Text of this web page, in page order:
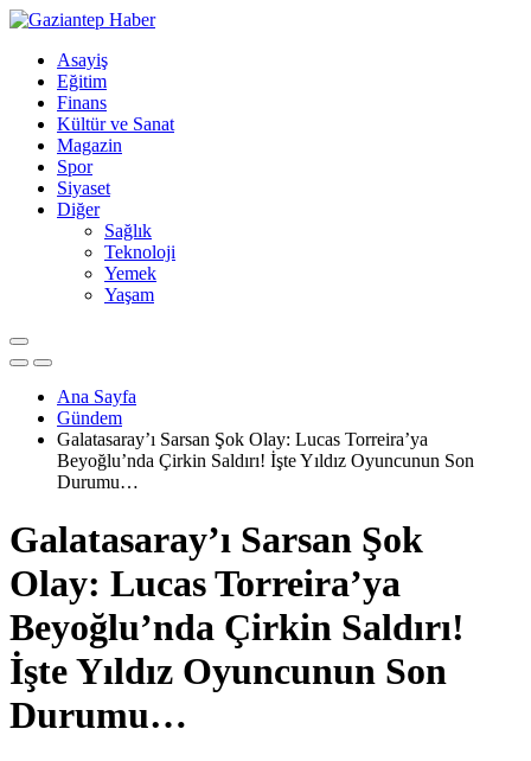
Asayiş
Eğitim
Finans
Kültür ve Sanat
Magazin
Spor
Siyaset
Diğer
Sağlık
Teknoloji
Yemek
Yaşam
Ana Sayfa
Gündem
Galatasaray’ı Sarsan Şok Olay: Lucas Torreira’ya
Beyoğlu’nda Çirkin Saldırı! İşte Yıldız Oyuncunun Son
Durumu…
Galatasaray’ı Sarsan Şok
Olay: Lucas Torreira’ya
Beyoğlu’nda Çirkin Saldırı!
İşte Yıldız Oyuncunun Son
Durumu…